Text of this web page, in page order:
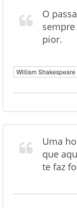
O
pior.
William Shakespeare
Uma
que
te faz